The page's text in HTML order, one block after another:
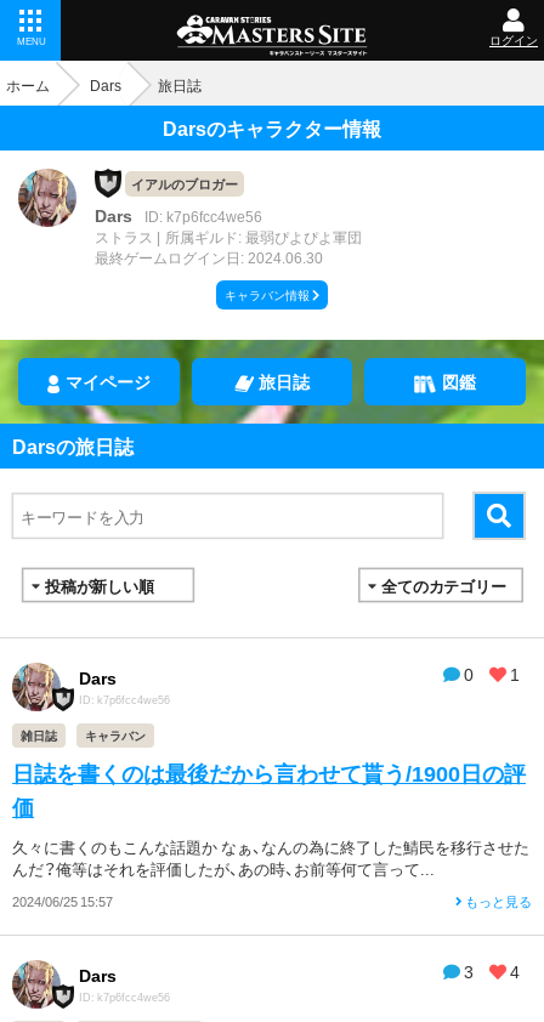
MENU ログイン
ホーム Dars 旅日誌
Darsのキャラクター情報
イアルのブロガー
Dars
ID: k7p6fcc4we56
ストラス
所属ギルド: 最弱ぴよぴよ軍団
最終ゲームログイン日: 2024.06.30
キャラバン情報
マイページ 旅日誌 図鑑
Darsの旅日誌
0 1
Dars
ID: k7p6fcc4we56
雑日誌 キャラバン
日誌を書くのは最後だから言わせて貰う/1900日の評
価
久々に書くのもこんな話題か なぁ、なんの為に終了した鯖民を移行させた
んだ？俺等はそれを評価したが、あの時、お前等何て言って...
2024/06/25 15:57 もっと見る
3 4
Dars
ID: k7p6fcc4we56